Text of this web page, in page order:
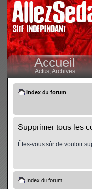
Accueil
Actus,Archives
Index du forum
Supprimer tous les
Êtes-vous sûr de vouloir
Index du forum